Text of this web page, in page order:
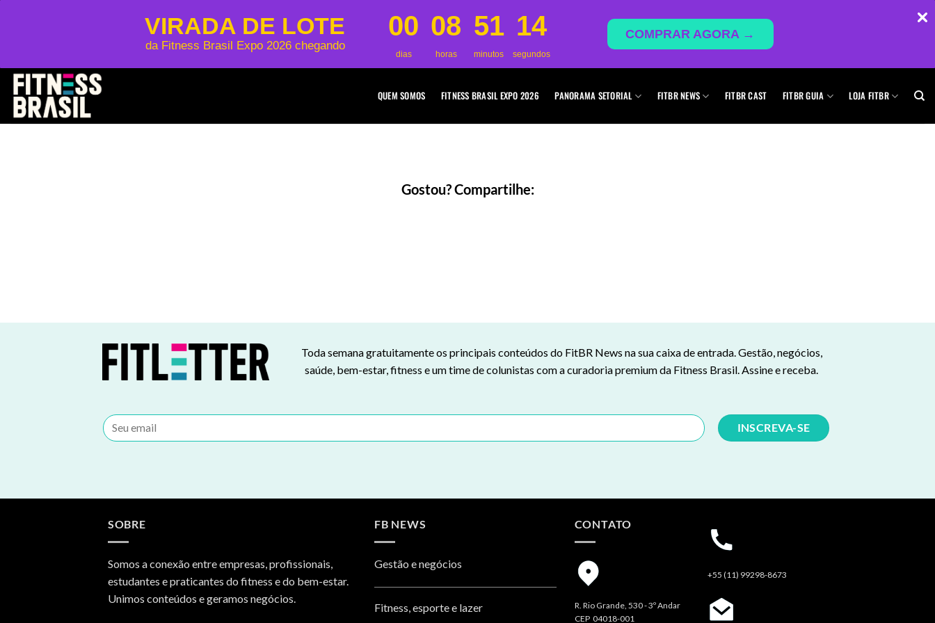
VIRADA DE LOTE
da Fitness Brasil Expo 2026 chegando
00
dias
08
horas
51
minutos
14
segundos
COMPRAR AGORA →
Skip
content
QUEM SOMOS FITNESS BRASIL EXPO 2026 PANORAMA SETORIAL FITBR NEWS FITBR CAST FITBR GUIA LOJA FITBR
Gostou? Compartilhe:
Toda semana gratuitamente os principais conteúdos do FitBR News na sua caixa de entrada. Gestão, negócios,
saúde, bem-estar, fitness e um time de colunistas com a curadoria premium da Fitness Brasil. Assine e receba.
SOBRE
Somos a conexão entre empresas, profissionais,
estudantes e praticantes do fitness e do bem-estar.
Unimos conteúdos e geramos negócios.
FB NEWS
Gestão e negócios
Fitness, esporte e lazer
CONTATO
R. Rio Grande, 530 - 3º Andar
CEP 04018-001
+55 (11) 99298-8673